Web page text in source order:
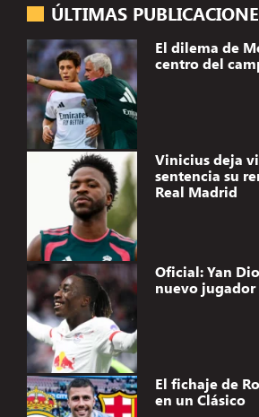
ÚLTIMAS
El dilema de
centro del
Vinicius deja
sentencia su
Real Madrid
Oficial: Yan
nuevo jugador
El fichaje de
en un Clásico